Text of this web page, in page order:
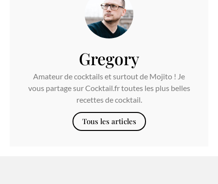
Gregory
Amateur de cocktails et surtout de Mojito ! Je
vous partage sur Cocktail.fr toutes les plus belles
recettes de cocktail.
Tous les articles